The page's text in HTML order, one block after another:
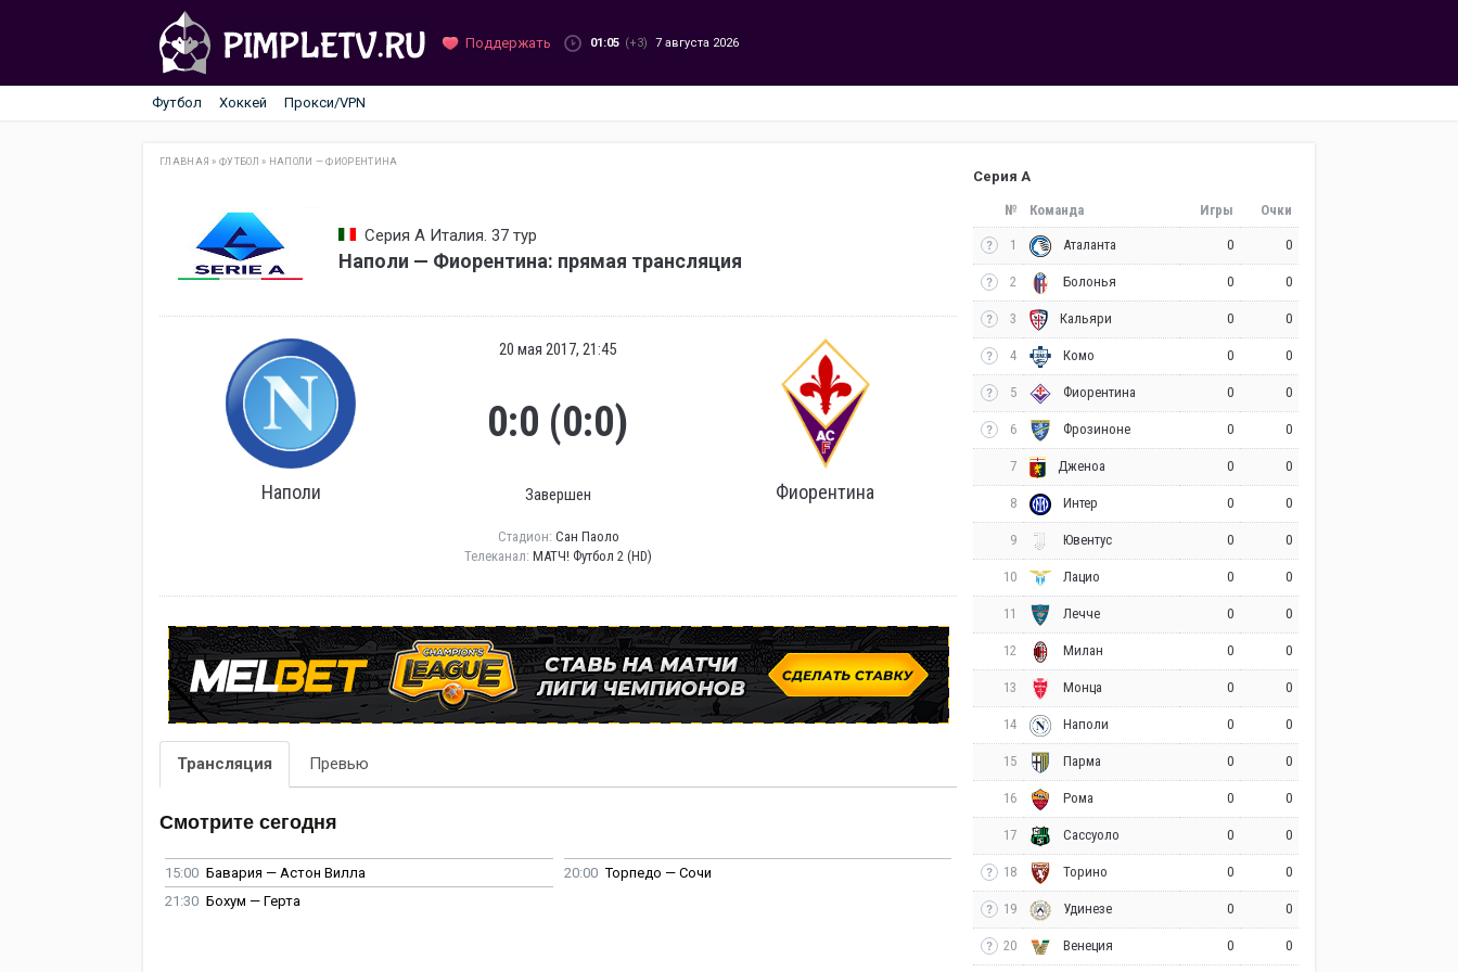
Поддержать 01:05 (+3) 7 августа 2026
Футбол Хоккей Прокси/VPN
ГЛАВНАЯ »ФУТБОЛ » НАПОЛИ — ФИОРЕНТИНА
Серия А Италия. 37 тур
Наполи — Фиорентина: прямая трансляция
Наполи
20 мая 2017, 21:45
0:0 (0:0)
Завершен Фиорентина
Стадион: Сан Паоло
Телеканал: МАТЧ! Футбол 2 (HD)
Трансляция Превью
Смотрите сегодня
15:00 Бавария — Астон Вилла 20:00 Торпедо — Сочи
21:30 Бохум — Герта
Серия А
№ Команда Игры Очки
1 Аталанта 0 0
2 Болонья 0 0
3 Кальяри 0 0
4 Комо 0 0
5 Фиорентина 0 0
6 Фрозиноне 0 0
7 Дженоа 0 0
8 Интер 0 0
9 Ювентус 0 0
10 Лацио 0 0
11 Лечче 0 0
12 Милан 0 0
13 Монца 0 0
14 Наполи 0 0
15 Парма 0 0
16 Рома 0 0
17 Сассуоло 0 0
18 Торино 0 0
19 Удинезе 0 0
20 Венеция 0 0